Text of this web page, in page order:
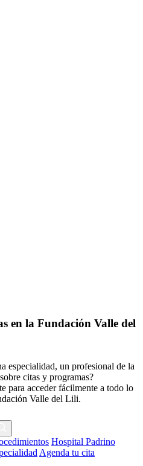
en la Fundación Valle del
especialidad, un profesional de la
citas y programas?
para acceder fácilmente a todo lo
Valle del Lili.
Hospital Padrino
Agenda tu cita